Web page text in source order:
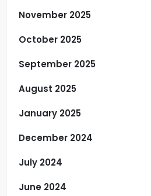
November 2025
October 2025
September 2025
August 2025
January 2025
December 2024
July 2024
June 2024